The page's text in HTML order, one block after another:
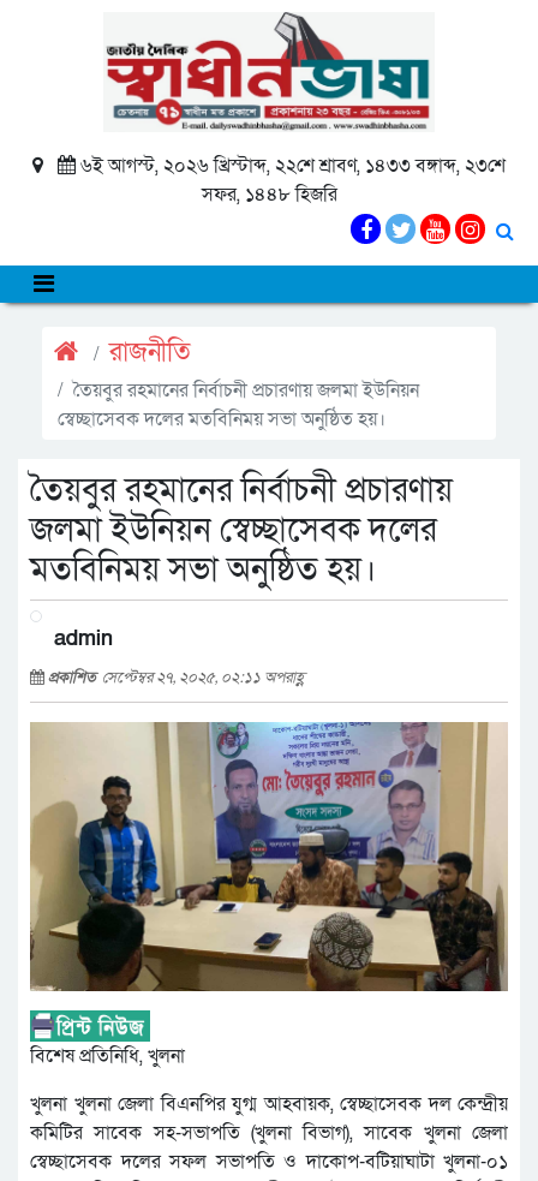
৬ই আগস্ট, ২০২৬ খ্রিস্টাব্দ, ২২শে শ্রাবণ, ১৪৩৩ বঙ্গাব্দ, ২৩শে
সফর, ১৪৪৮ হিজরি
রাজনীতি
তৈয়বুর রহমানের নির্বাচনী প্রচারণায় জলমা ইউনিয়ন
স্বেচ্ছাসেবক দলের মতবিনিময় সভা অনুষ্ঠিত হয়।
তৈয়বুর রহমানের নির্বাচনী প্রচারণায়
জলমা ইউনিয়ন স্বেচ্ছাসেবক দলের
মতবিনিময় সভা অনুষ্ঠিত হয়।
admin
প্রকাশিত সেপ্টেম্বর ২৭, ২০২৫, ০২:১১ অপরাহ্ণ
বিশেষ প্রতিনিধি, খুলনা
খুলনা খুলনা জেলা বিএনপির যুগ্ম আহবায়ক, স্বেচ্ছাসেবক দল কেন্দ্রীয়
কমিটির সাবেক সহ-সভাপতি (খুলনা বিভাগ), সাবেক খুলনা জেলা
স্বেচ্ছাসেবক দলের সফল সভাপতি ও দাকোপ-বটিয়াঘাটা খুলনা-০১